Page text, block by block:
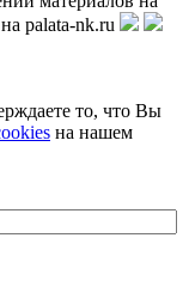
palata-nk.ru
то, что Вы
на нашем